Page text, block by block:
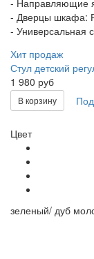
- Дверцы шкафа:
- Универсальная
Хит продаж
Стул детский
1 980 руб
В корзину
Цвет
зеленый/ дуб